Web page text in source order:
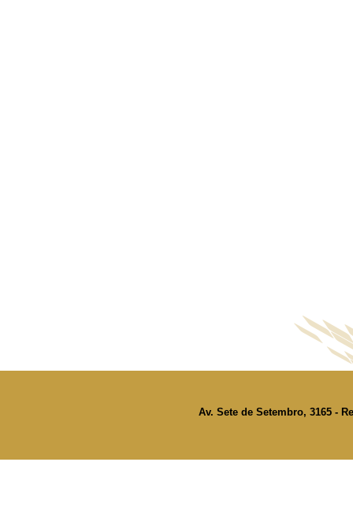
Av. Sete de Setembro, 3165 -